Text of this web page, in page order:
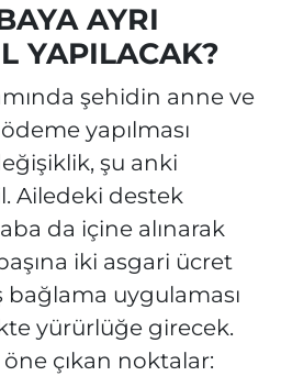
AYRI
YAPILACAK?
şehidin anne ve
yapılması
şu anki
Ailedeki destek
da içine alınarak
iki asgari ücret
uygulaması
yürürlüğe girecek.
çıkan noktalar: